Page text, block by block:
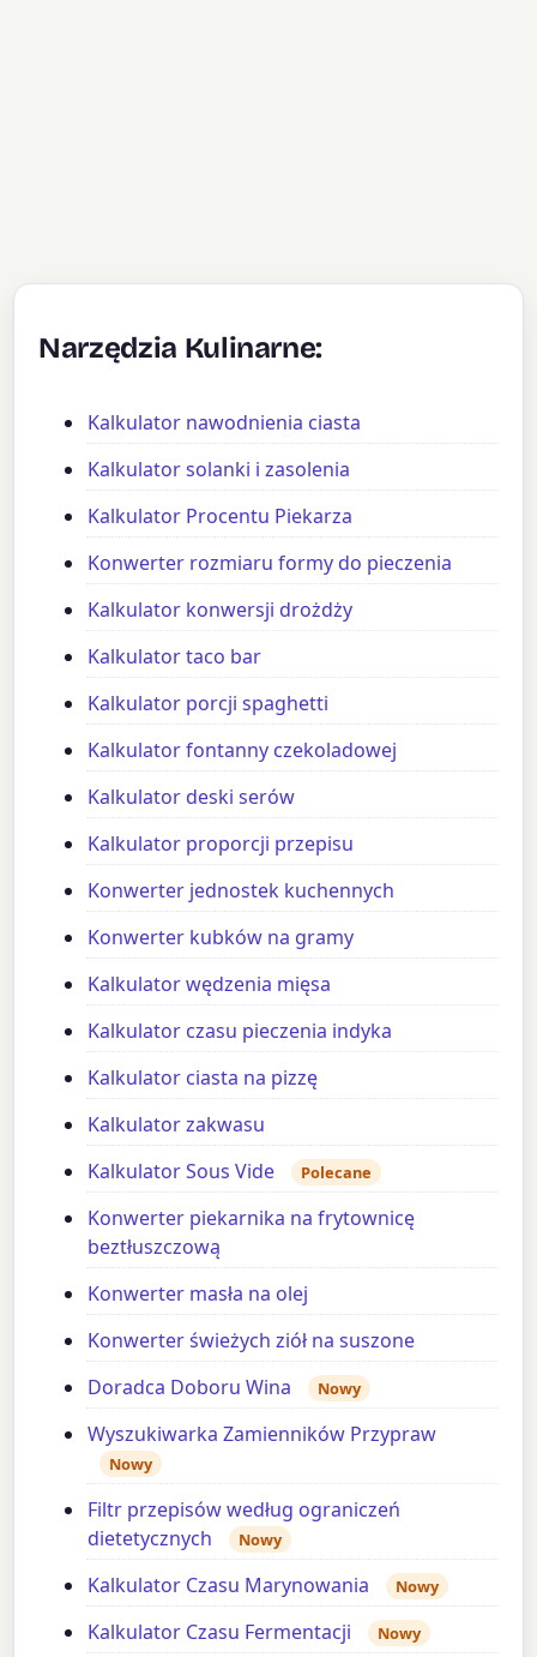
Narzędzia Kulinarne:
Kalkulator nawodnienia ciasta
Kalkulator solanki i zasolenia
Kalkulator Procentu Piekarza
Konwerter rozmiaru formy do pieczenia
Kalkulator konwersji drożdży
Kalkulator taco bar
Kalkulator porcji spaghetti
Kalkulator fontanny czekoladowej
Kalkulator deski serów
Kalkulator proporcji przepisu
Konwerter jednostek kuchennych
Konwerter kubków na gramy
Kalkulator wędzenia mięsa
Kalkulator czasu pieczenia indyka
Kalkulator ciasta na pizzę
Kalkulator zakwasu
Kalkulator Sous Vide
Polecane
Konwerter piekarnika na frytownicę
beztłuszczową
Konwerter masła na olej
Konwerter świeżych ziół na suszone
Doradca Doboru Wina
Nowy
Wyszukiwarka Zamienników Przypraw
Nowy
Filtr przepisów według ograniczeń
dietetycznych
Nowy
Kalkulator Czasu Marynowania Nowy
Kalkulator Czasu Fermentacji Nowy